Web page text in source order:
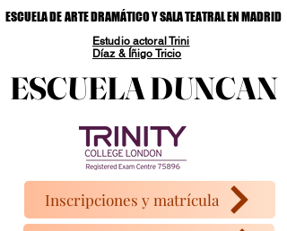
ESCUELA DE ARTE DRAMÁTICO Y SALA TEATRAL EN MADRID
ESCUELA DE ARTE DRAMÁTICO Y SALA TEATRAL EN MADRID
ESCUELA DUNCAN
ESCUELA DUNCAN
Inscripciones y matrícula
Estudio actoral Trini
Díaz & Íñigo Tricio